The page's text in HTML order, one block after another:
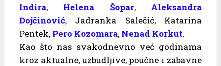
Indira, Helena Šopar, Aleksandra
Dojčinović, Jadranka Salečić, Katarina
Pentek, Pero Kozomara, Nenad Korkut.
Kao što nas svakodnevno već godinama
kroz aktualne, uzbudljive, poučne i zabavne